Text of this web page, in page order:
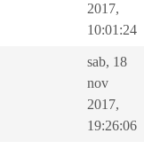
2017,
10:01:24
sab, 18
nov
2017,
19:26:06